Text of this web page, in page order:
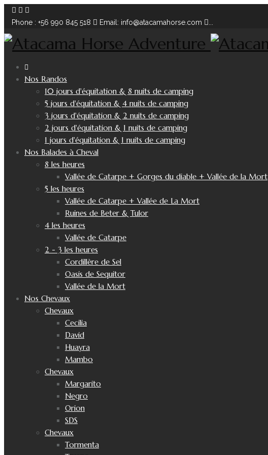
Phone : +56 990 845 518 Email: info@atacamahorse.com
Nos Randos
10 jours d'équitation & 8 nuits de camping
5 jours d'équitation & 4 nuits de camping
3 jours d'équitation & 2 nuits de camping
2 jours d'équitation & 1 nuits de camping
1 jours d'équitation & 1 nuits de camping
Nos Balades à Cheval
8 les heures
Vallée de Catarpe + Gorges du diable + Vallée de la Mort
5 les heures
Vallée de Catarpe + Vallée de La Mort
Ruines de Beter & Tulor
4 les heures
Vallée de Catarpe
2 - 3 les heures
Cordillère de Sel
Oasis de Sequitor
Vallée de la Mort
Nos Chevaux
Chevaux
Cecilia
David
Huayra
Mambo
Chevaux
Margarito
Negro
Orion
SDS
Chevaux
Tormenta